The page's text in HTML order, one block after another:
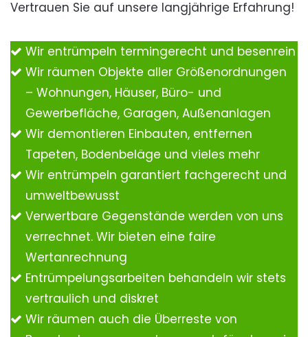
Vertrauen Sie auf unsere langjährige Erfahrung!
Wir entrümpeln termingerecht und besenrein
Wir räumen Objekte aller Größenordnungen
– Wohnungen, Häuser, Büro- und
Gewerbefläche, Garagen, Außenanlagen
Wir demontieren Einbauten, entfernen
Tapeten, Bodenbeläge und vieles mehr
Wir entrümpeln garantiert fachgerecht und
umweltbewusst
Verwertbare Gegenstände werden von uns
verrechnet. Wir bieten eine faire
Wertanrechnung
Entrümpelungsarbeiten behandeln wir stets
vertraulich und diskret
Wir räumen auch die Überreste von